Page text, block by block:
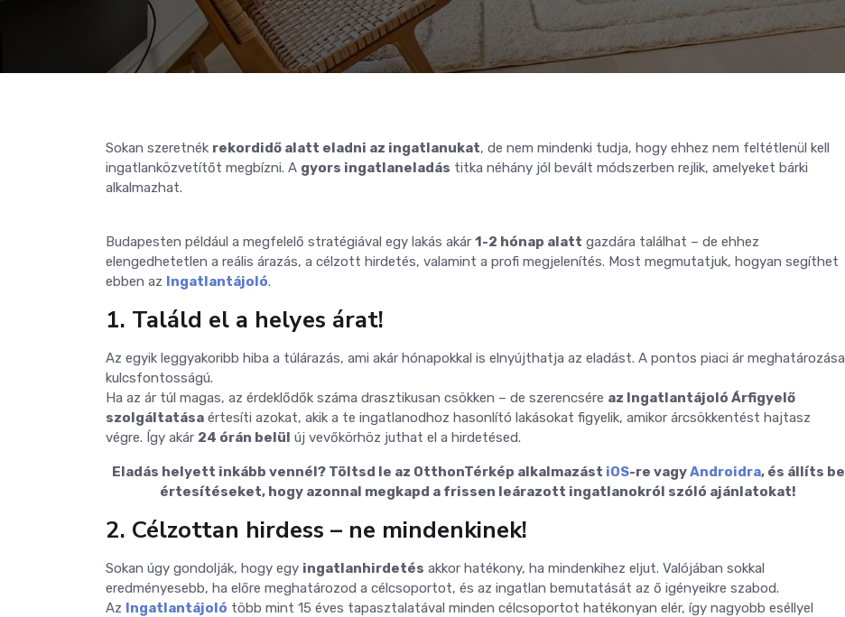
Sokan szeretnék rekordidő alatt eladni az ingatlanukat, de nem mindenki tudja, hogy ehhez nem feltétlenül kell
ingatlanközvetítőt megbízni. A gyors ingatlaneladás titka néhány jól bevált módszerben rejlik, amelyeket bárki
alkalmazhat.
Budapesten például a megfelelő stratégiával egy lakás akár 1-2 hónap alatt gazdára találhat – de ehhez
elengedhetetlen a reális árazás, a célzott hirdetés, valamint a profi megjelenítés. Most megmutatjuk, hogyan segíthet
ebben az Ingatlantájoló.
1. Találd el a helyes árat!
Az egyik leggyakoribb hiba a túlárazás, ami akár hónapokkal is elnyújthatja az eladást. A pontos piaci ár meghatározása
kulcsfontosságú.
Ha az ár túl magas, az érdeklődők száma drasztikusan csökken – de szerencsére az Ingatlantájoló Árfigyelő
szolgáltatása értesíti azokat, akik a te ingatlanodhoz hasonlító lakásokat figyelik, amikor árcsökkentést hajtasz
végre. Így akár 24 órán belül új vevőkörhöz juthat el a hirdetésed.
Eladás helyett inkább vennél? Töltsd le az OtthonTérkép alkalmazást iOS-re vagyAndroidra, és állíts be
értesítéseket, hogy azonnal megkapd a frissen leárazott ingatlanokról szóló ajánlatokat!
2. Célzottan hirdess – ne mindenkinek!
Sokan úgy gondolják, hogy egy ingatlanhirdetés akkor hatékony, ha mindenkihez eljut. Valójában sokkal
eredményesebb, ha előre meghatározod a célcsoportot, és az ingatlan bemutatását az ő igényeikre szabod.
Az Ingatlantájoló több mint 15 éves tapasztalatával minden célcsoportot hatékonyan elér, így nagyobb eséllyel